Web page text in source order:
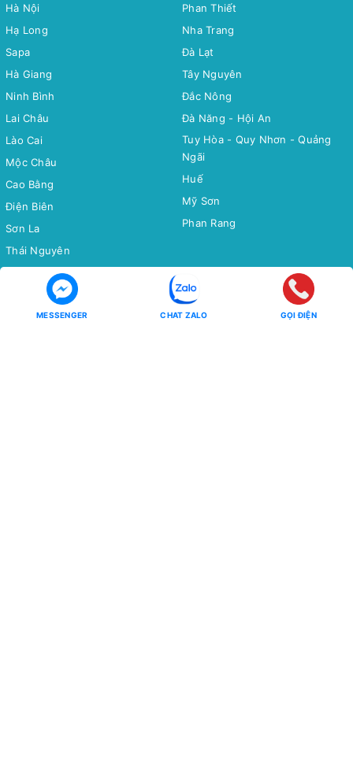
Hà Nội
Hạ Long
Sapa
Hà Giang
Ninh Bình
Lai Châu
Lào Cai
Mộc Châu
Cao Bằng
Điện Biên
Sơn La
Thái Nguyên
Phan Thiết
Nha Trang
Đà Lạt
Tây Nguyên
Đắc Nông
Đà Năng - Hội An
Tuy Hòa - Quy Nhơn - Quảng
Ngãi
Huế
Mỹ Sơn
Phan Rang
Tour Miền Nam Tour Quốc tế
MESSENGER CHAT ZALO GỌI ĐIỆN